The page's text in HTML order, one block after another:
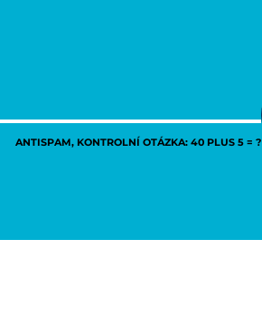
ANTISPAM, KONTROLNÍ OTÁZKA: 40 PLUS 5 = ?